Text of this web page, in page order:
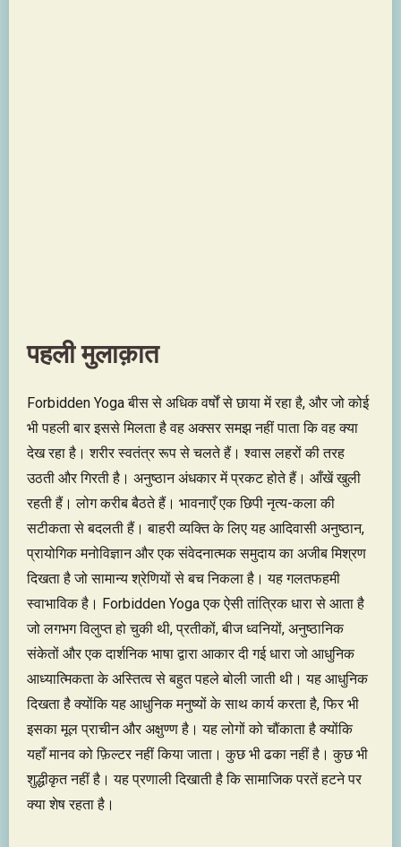
पहली मुलाक़ात
Forbidden Yoga बीस से अधिक वर्षों से छाया में रहा है, और जो कोई
भी पहली बार इससे मिलता है वह अक्सर समझ नहीं पाता कि वह क्या
देख रहा है। शरीर स्वतंत्र रूप से चलते हैं। श्वास लहरों की तरह
उठती और गिरती है। अनुष्ठान अंधकार में प्रकट होते हैं। आँखें खुली
रहती हैं। लोग करीब बैठते हैं। भावनाएँ एक छिपी नृत्य-कला की
सटीकता से बदलती हैं। बाहरी व्यक्ति के लिए यह आदिवासी अनुष्ठान,
प्रायोगिक मनोविज्ञान और एक संवेदनात्मक समुदाय का अजीब मिश्रण
दिखता है जो सामान्य श्रेणियों से बच निकला है। यह गलतफहमी
स्वाभाविक है। Forbidden Yoga एक ऐसी तांत्रिक धारा से आता है
जो लगभग विलुप्त हो चुकी थी, प्रतीकों, बीज ध्वनियों, अनुष्ठानिक
संकेतों और एक दार्शनिक भाषा द्वारा आकार दी गई धारा जो आधुनिक
आध्यात्मिकता के अस्तित्व से बहुत पहले बोली जाती थी। यह आधुनिक
दिखता है क्योंकि यह आधुनिक मनुष्यों के साथ कार्य करता है, फिर भी
इसका मूल प्राचीन और अक्षुण्ण है। यह लोगों को चौंकाता है क्योंकि
यहाँ मानव को फ़िल्टर नहीं किया जाता। कुछ भी ढका नहीं है। कुछ भी
शुद्धीकृत नहीं है। यह प्रणाली दिखाती है कि सामाजिक परतें हटने पर
क्या शेष रहता है।